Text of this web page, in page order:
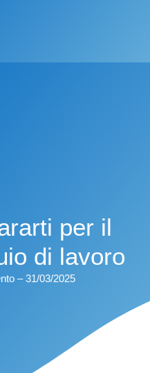
per il
di lavoro
– 31/03/2025